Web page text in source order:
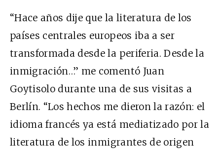
“Hace años dije que la literatura de los
países centrales europeos iba a ser
transformada desde la periferia. Desde la
inmigración…” me comentó Juan
Goytisolo durante una de sus visitas a
Berlín. “Los hechos me dieron la razón: el
idioma francés ya está mediatizado por la
literatura de los inmigrantes de origen